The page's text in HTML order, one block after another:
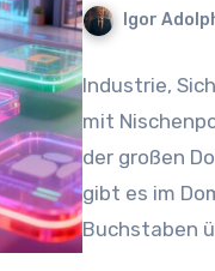
Igor
Industrie,
mit
der großen
gibt es im
Buchstaben